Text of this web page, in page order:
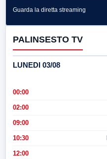
Guarda la diretta streaming
PALINSESTO TV
LUNEDI 03/08
00:00
02:00
09:00
10:30
12:00